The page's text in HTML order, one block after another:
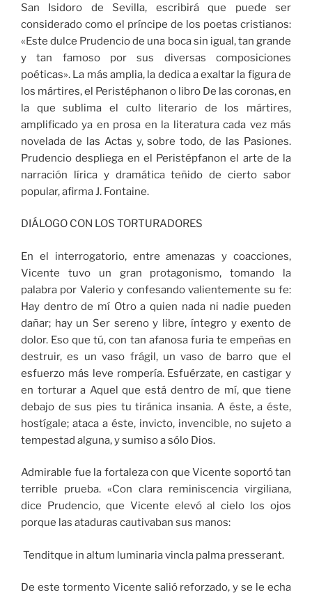
San Isidoro de Sevilla, escribirá que puede ser
considerado como el príncipe de los poetas cristianos:
«Este dulce Prudencio de una boca sin igual, tan grande
y tan famoso por sus diversas composiciones
poéticas». La más amplia, la dedica a exaltar la figura de
los mártires, el Peristéphanon o libro De las coronas, en
la que sublima el culto literario de los mártires,
amplificado ya en prosa en la literatura cada vez más
novelada de las Actas y, sobre todo, de las Pasiones.
Prudencio despliega en el Peristépfanon el arte de la
narración lírica y dramática teñido de cierto sabor
popular, afirma J. Fontaine.
DIÁLOGO CON LOS TORTURADORES
En el interrogatorio, entre amenazas y coacciones,
Vicente tuvo un gran protagonismo, tomando la
palabra por Valerio y confesando valientemente su fe:
Hay dentro de mí Otro a quien nada ni nadie pueden
dañar; hay un Ser sereno y libre, íntegro y exento de
dolor. Eso que tú, con tan afanosa furia te empeñas en
destruir, es un vaso frágil, un vaso de barro que el
esfuerzo más leve rompería. Esfuérzate, en castigar y
en torturar a Aquel que está dentro de mí, que tiene
debajo de sus pies tu tiránica insania. A éste, a éste,
hostígale; ataca a éste, invicto, invencible, no sujeto a
tempestad alguna, y sumiso a sólo Dios.
Admirable fue la fortaleza con que Vicente soportó tan
terrible prueba. «Con clara reminiscencia virgiliana,
dice Prudencio, que Vicente elevó al cielo los ojos
porque las ataduras cautivaban sus manos:
Tenditque in altum luminaria vincla palma presserant.
De este tormento Vicente salió reforzado, y se le echa